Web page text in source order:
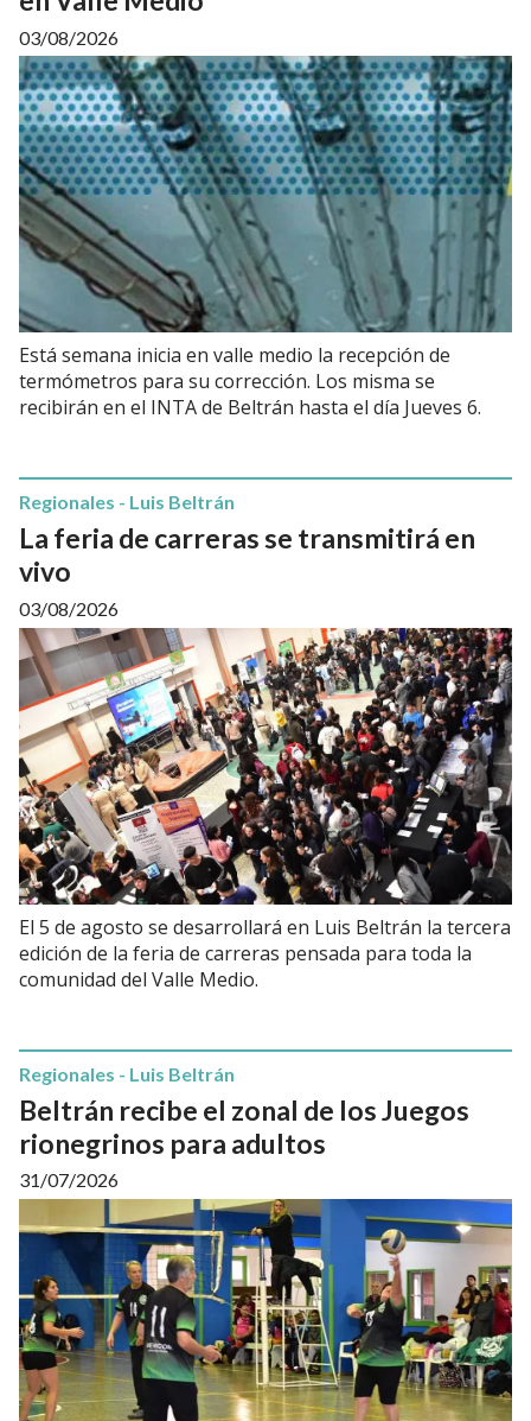
03/08/2026
Está semana inicia en valle medio la recepción de
termómetros para su corrección. Los misma se
recibirán en el INTA de Beltrán hasta el día Jueves 6.
La feria de carreras se transmitirá en
vivo
Regionales - Luis Beltrán
03/08/2026
El 5 de agosto se desarrollará en Luis Beltrán la tercera
edición de la feria de carreras pensada para toda la
comunidad del Valle Medio.
Beltrán recibe el zonal de los Juegos
rionegrinos para adultos
Regionales - Luis Beltrán
31/07/2026